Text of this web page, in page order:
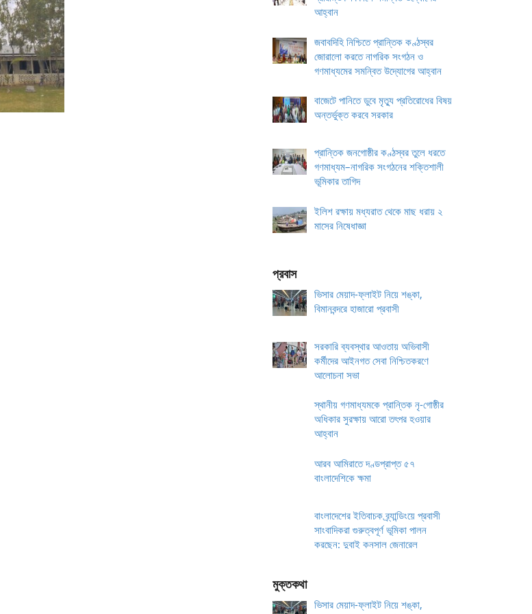
আহ্বান
জবাবদিহি নিশ্চিতে প্রান্তিক কণ্ঠস্বর
জোরালো করতে নাগরিক সংগঠন ও
গণমাধ্যমের সমন্বিত উদ্যোগের আহ্বান
বাজেটে পানিতে ডুবে মৃত্যু প্রতিরোধের বিষয়
অন্তর্ভুক্ত করবে সরকার
প্রান্তিক জনগোষ্ঠীর কণ্ঠস্বর তুলে ধরতে
গণমাধ্যম–নাগরিক সংগঠনের শক্তিশালী
ভূমিকার তাগিদ
ইলিশ রক্ষায় মধ্যরাত থেকে মাছ ধরায় ২
মাসের নিষেধাজ্ঞা
প্রবাস
ভিসার মেয়াদ-ফ্লাইট নিয়ে শঙ্কা,
বিমানবন্দরে হাজারো প্রবাসী
সরকারি ব্যবস্থার আওতায় অভিবাসী
কর্মীদের আইনগত সেবা নিশ্চিতকরণে
আলোচনা সভা
স্থানীয় গণমাধ্যমকে প্রান্তিক নৃ-গোষ্ঠীর
অধিকার সুরক্ষায় আরো তৎপর হওয়ার
আহ্বান
আরব আমিরাতে দণ্ডপ্রাপ্ত ৫৭
বাংলাদেশিকে ক্ষমা
বাংলাদেশের ইতিবাচক ব্র্যান্ডিংয়ে প্রবাসী
সাংবাদিকরা গুরুত্বপূর্ণ ভূমিকা পালন
করছেন: দুবাই কনসাল জেনারেল
মুক্তকথা
ভিসার মেয়াদ-ফ্লাইট নিয়ে শঙ্কা,